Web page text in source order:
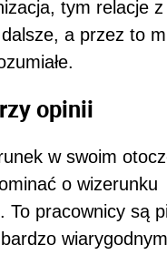
tym relacje z
a przez to
opinii
w swoim
o wizerunku
To pracownicy są